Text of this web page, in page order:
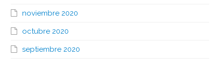
noviembre 2020
octubre 2020
septiembre 2020